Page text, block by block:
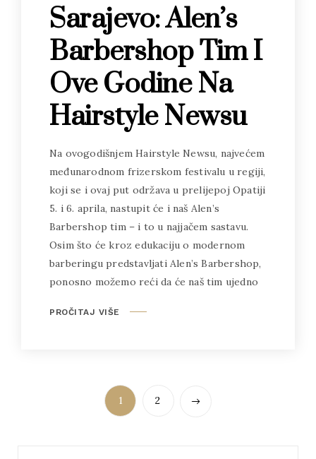
Sarajevo: Alen’s
Barbershop Tim I
Ove Godine Na
Hairstyle Newsu
Na ovogodišnjem Hairstyle Newsu, najvećem
međunarodnom frizerskom festivalu u regiji,
koji se i ovaj put održava u prelijepoj Opatiji
5. i 6. aprila, nastupit će i naš Alen’s
Barbershop tim – i to u najjačem sastavu.
Osim što će kroz edukaciju o modernom
barberingu predstavljati Alen’s Barbershop,
ponosno možemo reći da će naš tim ujedno
PROČITAJ VIŠE
1 2